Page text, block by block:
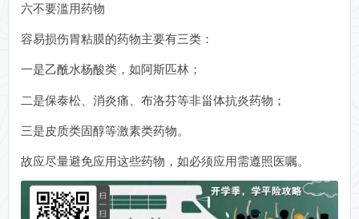
六不要滥用药物
容易损伤胃粘膜的药物主要有三类：
一是乙酰水杨酸类，如阿斯匹林；
二是保泰松、消炎痛、布洛芬等非甾体抗炎药物；
三是皮质类固醇等激素类药物。
故应尽量避免应用这些药物，如必须应用需遵照医嘱。